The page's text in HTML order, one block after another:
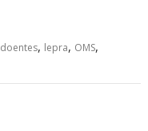
doentes, lepra, OMS,